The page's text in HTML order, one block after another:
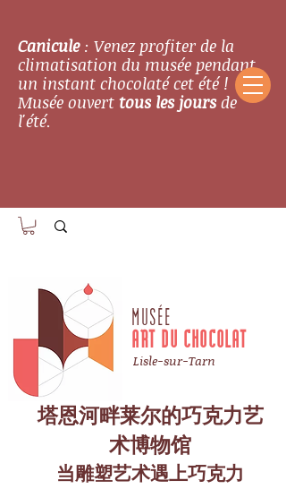
Canicule: Venez profiter de la
climatisation du musée pendant
un instant chocolaté cet été !
Musée ouverttous les joursde
l'été.
塔恩河畔莱尔的巧克力艺
术博物馆
当雕塑艺术遇上巧克力
Lisle-sur-Tarn
MUSÉE
ART DU CHOCOLAT